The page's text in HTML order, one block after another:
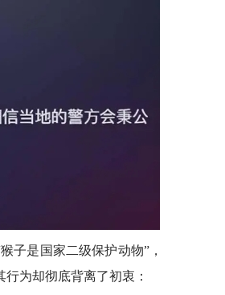
子是国家二级保护动物”，
为却彻底背离了初衷：